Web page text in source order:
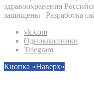
здравоохранения
защищены | Разработка
vk.com
Одноклассники
Telegram
Кнопка «Наверх»